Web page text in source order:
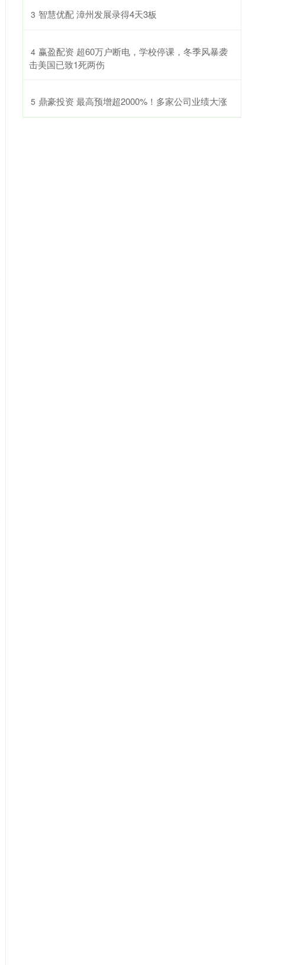
3 ​智慧优配 漳州发展录得4天3板
4 ​赢盈配资 超60万户断电，学校停课，冬季风暴袭
击美国已致1死两伤
5 ​鼎豪投资 最高预增超2000%！多家公司业绩大涨